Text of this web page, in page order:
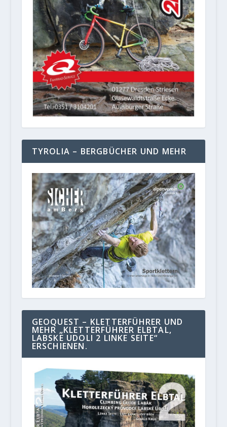
TYROLIA – BERGBÜCHER UND MEHR
GEOQUEST – KLETTERFÜHRER UND
MEHR „KLETTERFÜHRER ELBTAL,
LABSKE UDOLI 2 LINKE SEITE“
ERSCHIENEN.